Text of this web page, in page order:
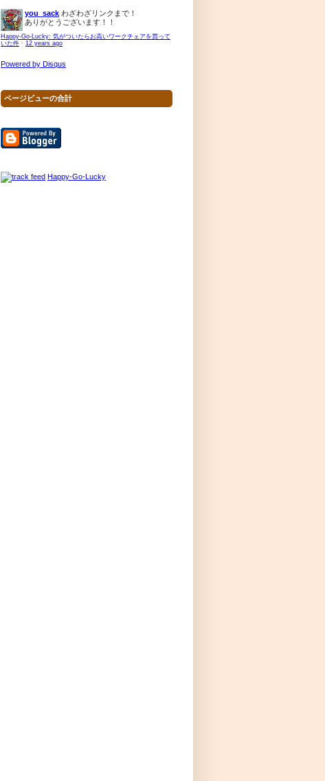
you_sack わざわざリンクまで！
ありがとうございます！！
Happy-Go-Lucky: 気がついたらお高いワークチェアを買って
いた件 · 12 years ago
Powered by Disqus
ページビューの合計
Happy-Go-Lucky